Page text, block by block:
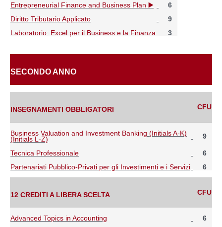
Entrepreneurial Finance and Business Plan ▶️
6
Diritto Tributario Applicato
9
Laboratorio: Excel per il Business e la Finanza
3
SECONDO ANNO
INSEGNAMENTI OBBLIGATORI CFU
Business Valuation and Investment Banking (Initials A-K)
(Initials L-Z) 9
Tecnica Professionale
6
Partenariati Pubblico-Privati per gli Investimenti e i Servizi
6
12 CREDITI A LIBERA SCELTA CFU
Advanced Topics in Accounting
6